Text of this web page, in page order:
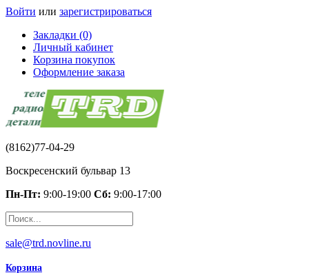
Войти или зарегистрироваться
Закладки (0)
Личный кабинет
Корзина покупок
Оформление заказа
(8162)77-04-29
Воскресенский бульвар 13
Пн-Пт: 9:00-19:00 Сб: 9:00-17:00
sale@trd.novline.ru
Корзина